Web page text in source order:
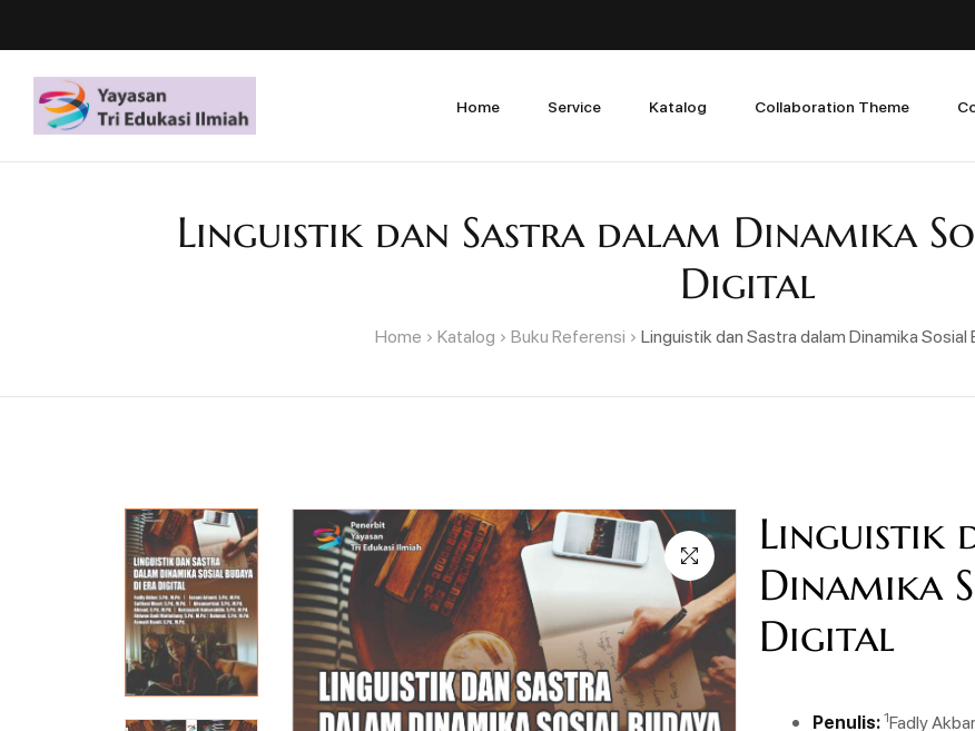
Home Service Katalog Collaboration Theme
Linguistik dan Sastra dalam Dinamika
Digital
Home Katalog Buku Referensi Linguistik dan Sastra dalam Dinamika Sosial
Linguistik
Dinamika
Digital
Penulis:1Fadly